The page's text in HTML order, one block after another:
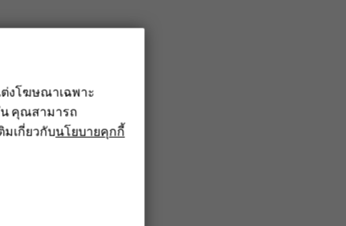
งโฆษณาเฉพาะ
คุณสามารถ
มเกี่ยวกับนโยบายคุกกี้